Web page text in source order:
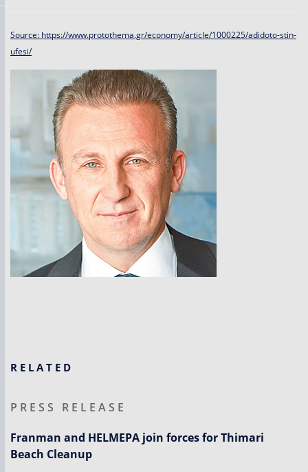
Source: https://www.protothema.gr/economy/article/1000225/adidoto-stin-
ufesi/
RELATED
PRESS RELEASE
Franman and HELMEPA join forces for Thimari
Beach Cleanup